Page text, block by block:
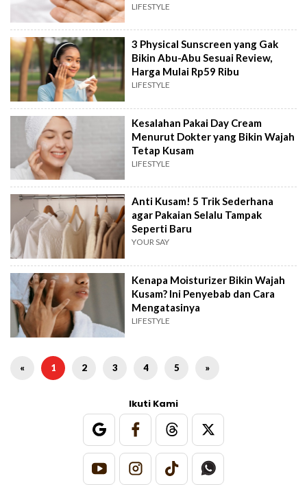
LIFESTYLE
3 Physical Sunscreen yang Gak
Bikin Abu-Abu Sesuai Review,
Harga Mulai Rp59 Ribu
LIFESTYLE
Kesalahan Pakai Day Cream
Menurut Dokter yang Bikin Wajah
Tetap Kusam
LIFESTYLE
Anti Kusam! 5 Trik Sederhana
agar Pakaian Selalu Tampak
Seperti Baru
YOUR SAY
Kenapa Moisturizer Bikin Wajah
Kusam? Ini Penyebab dan Cara
Mengatasinya
LIFESTYLE
« 1 2 3 4 5 »
Ikuti Kami